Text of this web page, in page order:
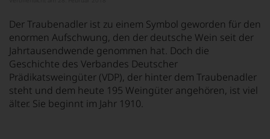
Der Traubenadler ist zu einem Symbol geworden für den
enormen Aufschwung, den der deutsche Wein seit der
Jahrtausendwende genommen hat. Doch die
Geschichte des Verbandes Deutscher
Prädikatsweingüter (VDP), der hinter dem Traubenadler
steht und dem heute 195 Weingüter angehören, ist viel
älter. Sie beginnt im Jahr 1910.